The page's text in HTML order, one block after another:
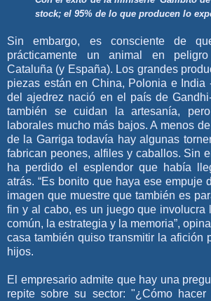
stock; el 95% de lo que producen lo
Sin embargo, es consciente de
prácticamente un animal en
Cataluña (y España). Los grandes
piezas están en China, Polonia e India
del ajedrez nació en el país de
también se cuidan la artesanía,
laborales mucho más bajos. A menos
de la Garriga todavía hay algunas
fabrican peones, alfiles y caballos. Sin
ha perdido el esplendor que había
atrás. “Es bonito que haya ese empuje
imagen que muestre que también es
fin y al cabo, es un juego que involucra
común, la estrategia y la memoria”,
casa también quiso transmitir la afición
hijos.
El empresario admite que hay una
repite sobre su sector: "¿Cómo